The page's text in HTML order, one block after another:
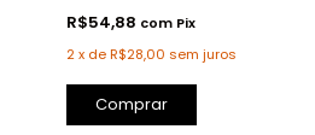
R$54,88 com Pix
2 x deR$28,00 sem juros
Comprar